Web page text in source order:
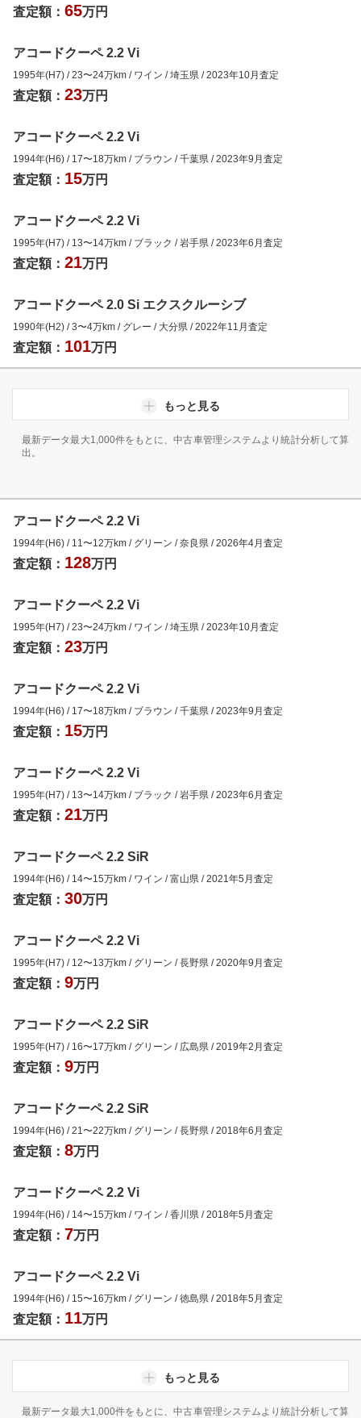
査定額： 65万円
アコードクーペ 2.2 Vi
1995年(H7) /23〜24万km / ワイン /埼玉県 /2023年10月査定
査定額： 23万円
アコードクーペ 2.2 Vi
1994年(H6) / 17〜18万km / ブラウン /千葉県 /2023年9月査定
査定額： 15万円
アコードクーペ 2.2 Vi
1995年(H7) / 13〜14万km / ブラック /岩手県 /2023年6月査定
査定額： 21万円
アコードクーペ 2.0 Si エクスクルーシブ
1990年(H2) /3〜4万km / グレー / 大分県 /2022年11月査定
査定額： 101万円
もっと見る
最新データ最大1,000件をもとに、中古車管理システムより統計分析して算
出。
アコードクーペ 2.2 Vi
1994年(H6) / 11 〜12万km / グリーン /奈良県 /2026年4月査定
査定額： 128万円
アコードクーペ 2.2 Vi
1995年(H7) /23〜24万km / ワイン /埼玉県 /2023年10月査定
査定額： 23万円
アコードクーペ 2.2 Vi
1994年(H6) / 17〜18万km / ブラウン /千葉県 /2023年9月査定
査定額： 15万円
アコードクーペ 2.2 Vi
1995年(H7) / 13〜14万km / ブラック /岩手県 /2023年6月査定
査定額： 21万円
アコードクーペ 2.2 SiR
1994年(H6) / 14〜15万km / ワイン /富山県 /2021年5月査定
査定額： 30万円
アコードクーペ 2.2 Vi
1995年(H7) / 12〜13万km / グリーン /長野県 /2020年9月査定
査定額： 9万円
アコードクーペ 2.2 SiR
1995年(H7) / 16〜17万km / グリーン / 広島県 /2019年2月査定
査定額： 9万円
アコードクーペ 2.2 SiR
1994年(H6) /21 〜22万km / グリーン /長野県 /2018年6月査定
査定額： 8万円
アコードクーペ 2.2 Vi
1994年(H6) / 14〜15万km / ワイン /香川県 /2018年5月査定
査定額： 7万円
アコードクーペ 2.2 Vi
1994年(H6) / 15〜16万km / グリーン /徳島県 /2018年5月査定
査定額： 11万円
もっと見る
最新データ最大1,000件をもとに、中古車管理システムより統計分析して算